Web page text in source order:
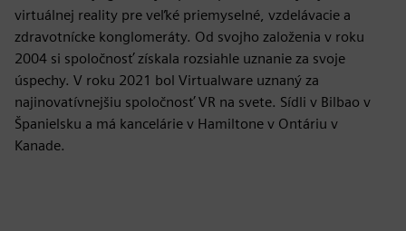
virtuálnej reality pre veľké priemyselné, vzdelávacie a
zdravotnícke konglomeráty. Od svojho založenia v roku
2004 si spoločnosť získala rozsiahle uznanie za svoje
úspechy. V roku 2021 bol Virtualware uznaný za
najinovatívnejšiu spoločnosť VR na svete. Sídli v Bilbao v
Španielsku a má kancelárie v Hamiltone v Ontáriu v
Kanade.